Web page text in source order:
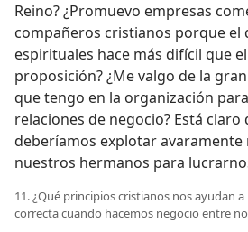
Reino? ¿Promuevo empresas
compañeros cristianos porque el
espirituales hace más difícil que
proposición? ¿Me valgo de la
que tengo en la organización
relaciones de negocio? Está claro
deberíamos explotar
nuestros hermanos para
11. ¿Qué principios cristianos nos ayudan
correcta cuando hacemos negocio entre